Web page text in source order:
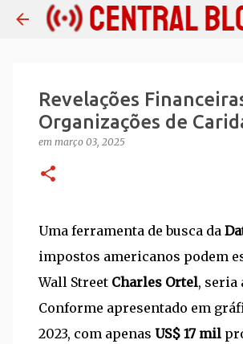
Revelações
Organizações de
em março 03, 2025
Uma ferramenta de busca da
impostos americanos podem
Wall Street Charles Ortel, seria
Conforme apresentado em
2023, com apenas US$ 17 mil